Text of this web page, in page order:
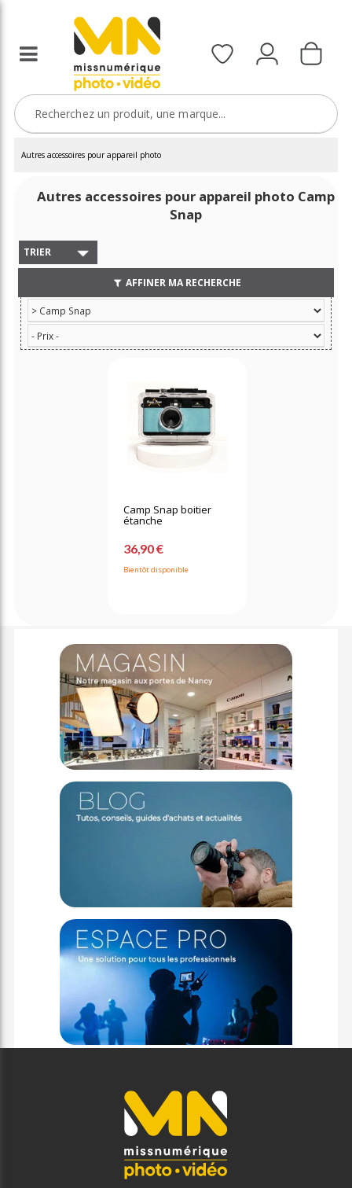
Autres accessoires pour appareil photo
Autres accessoires pour appareil photo Camp
Snap
TRIER
AFFINER MA RECHERCHE
Camp Snap boitier
étanche
36,90 €
Bientôt disponible